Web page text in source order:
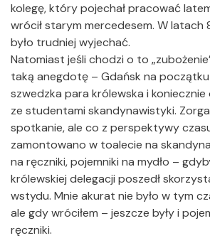
kolegę, który pojechał pracować
wrócił starym mercedesem. W latach
było trudniej wyjechać.
Natomiast jeśli chodzi o to
taką anegdotę – Gdańsk na
szwedzka para królewska i
ze studentami skandynawistyki.
spotkanie, ale co z perspektywy
zamontowano w toalecie na
na ręczniki, pojemniki na mydło –
królewskiej delegacji poszedł
wstydu. Mnie akurat nie było w tym
ale gdy wróciłem – jeszcze były i
ręczniki.